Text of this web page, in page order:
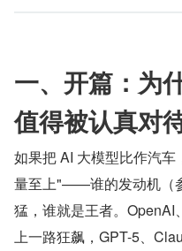
一、开篇：为
值得被认真对
如果把 AI 大模型比作汽
量至上"——谁的发动机（
猛，谁就是王者。OpenAI
上一路狂飙，GPT-5、